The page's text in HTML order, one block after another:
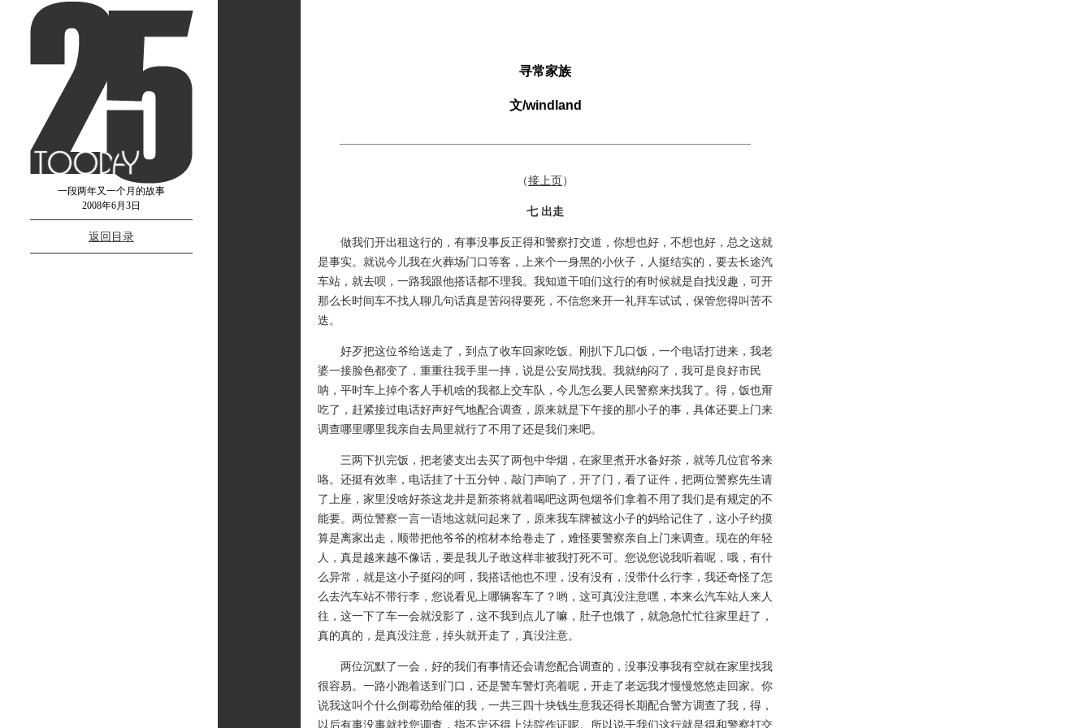
一段两年又一个月的故事
2008年6月3日
返回目录
寻常家族
文/windland
（接上页）
七 出走
做我们开出租这行的，有事没事反正得和警察打交道，你想也好，不想也好，总之这就
是事实。就说今儿我在火葬场门口等客，上来个一身黑的小伙子，人挺结实的，要去长途汽
车站，就去呗，一路我跟他搭话都不理我。我知道干咱们这行的有时候就是自找没趣，可开
那么长时间车不找人聊几句话真是苦闷得要死，不信您来开一礼拜车试试，保管您得叫苦不
迭。
好歹把这位爷给送走了，到点了收车回家吃饭。刚扒下几口饭，一个电话打进来，我老
婆一接脸色都变了，重重往我手里一摔，说是公安局找我。我就纳闷了，我可是良好市民
呐，平时车上掉个客人手机啥的我都上交车队，今儿怎么要人民警察来找我了。得，饭也甭
吃了，赶紧接过电话好声好气地配合调查，原来就是下午接的那小子的事，具体还要上门来
调查哪里哪里我亲自去局里就行了不用了还是我们来吧。
三两下扒完饭，把老婆支出去买了两包中华烟，在家里煮开水备好茶，就等几位官爷来
咯。还挺有效率，电话挂了十五分钟，敲门声响了，开了门，看了证件，把两位警察先生请
了上座，家里没啥好茶这龙井是新茶将就着喝吧这两包烟爷们拿着不用了我们是有规定的不
能要。两位警察一言一语地这就问起来了，原来我车牌被这小子的妈给记住了，这小子约摸
算是离家出走，顺带把他爷爷的棺材本给卷走了，难怪要警察亲自上门来调查。现在的年轻
人，真是越来越不像话，要是我儿子敢这样非被我打死不可。您说您说我听着呢，哦，有什
么异常，就是这小子挺闷的呵，我搭话他也不理，没有没有，没带什么行李，我还奇怪了怎
么去汽车站不带行李，您说看见上哪辆客车了？哟，这可真没注意嘿，本来么汽车站人来人
往，这一下了车一会就没影了，这不我到点儿了嘛，肚子也饿了，就急急忙忙往家里赶了，
真的真的，是真没注意，掉头就开走了，真没注意。
两位沉默了一会，好的我们有事情还会请您配合调查的，没事没事我有空就在家里找我
很容易。一路小跑着送到门口，还是警车警灯亮着呢，开走了老远我才慢慢悠悠走回家。你
说我这叫个什么倒霉劲给催的我，一共三四十块钱生意我还得长期配合警方调查了我，得，
以后有事没事就找您调查，指不定还得上法院作证呢。所以说干我们这行就是得和警察打交